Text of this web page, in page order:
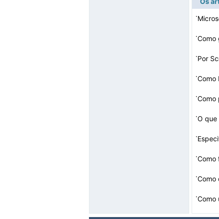
·
·
·Por
·Como
·Como
·O que
·
·Como
·Como
·